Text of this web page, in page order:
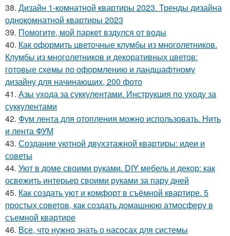
38. Дизайн 1-комнатной квартиры 2023. Тренды дизайна
однокомнатной квартиры 2023
39. Помогите, мой паркет вздулся от воды
40. Как оформить цветочные клумбы из многолетников.
Клумбы из многолетников и декоративных цветов:
готовые схемы по оформлению и ландшафтному
дизайну для начинающих, 200 фото
41. Азы ухода за суккулентами. Инструкция по уходу за
суккулентами
42. Фум лента для отопления можно использовать. Нить
и лента ФУМ
43. Создание уютной двухэтажной квартиры: идеи и
советы
44. Уют в доме своими руками. DIY мебель и декор: как
освежить интерьер своими руками за пару дней
45. Как создать уют и комфорт в съёмной квартире. 5
простых советов, как создать домашнюю атмосферу в
съемной квартире
46. Все, что нужно знать о насосах для системы